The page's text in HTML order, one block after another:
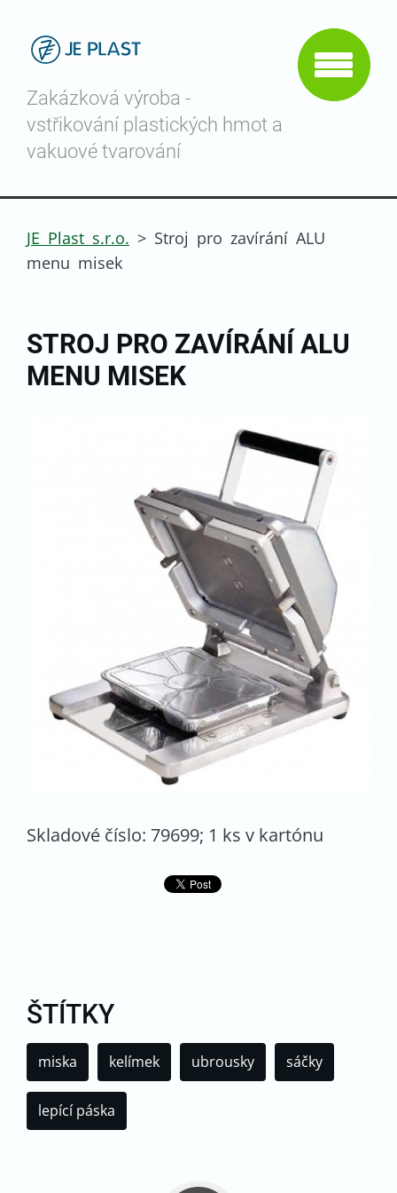
Zakázková výroba -
vstřikování plastických hmot a
vakuové tvarování
JE Plast s.r.o. > Stroj pro zavírání ALU
menu misek
STROJ PRO ZAVÍRÁNÍ ALU
MENU MISEK
Skladové číslo: 79699; 1 ks v kartónu
ŠTÍTKY
miska kelímek ubrousky sáčky
lepící páska